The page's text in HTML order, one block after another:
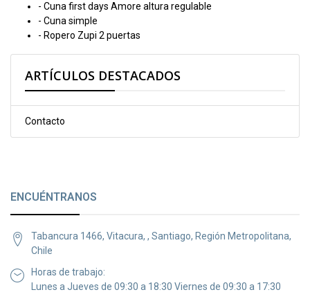
- Cuna first days Amore altura regulable
- Cuna simple
- Ropero Zupi 2 puertas
ARTÍCULOS DESTACADOS
Contacto
ENCUÉNTRANOS
Tabancura 1466, Vitacura, , Santiago, Región Metropolitana,
Chile
Horas de trabajo:
Lunes a Jueves de 09:30 a 18:30 Viernes de 09:30 a 17:30